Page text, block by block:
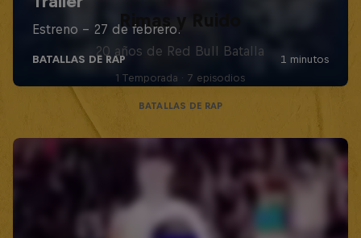
Rimas y Ruido
20 años de Red Bull Batalla
1 Temporada · 7 episodios
BATALLAS DE RAP